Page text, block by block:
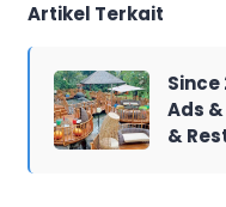
Artikel Terkait
Since
Ads
&